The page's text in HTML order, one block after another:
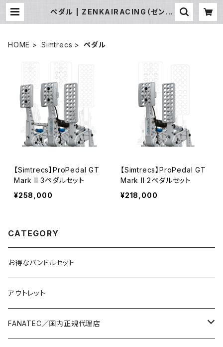
ペダル | ZENKAIRACING（ゼンカ
HOME
Simtrecs ペダル
【Simtrecs】ProPedal GT
Mark II 3ペダルセット
¥258,000
【Simtrecs】ProPedal GT
Mark II 2ペダルセット
¥218,000
CATEGORY
お得なバンドルセット
アウトレット
FANATEC／国内正規代理店